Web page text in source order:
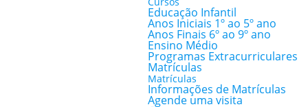
Educação Infantil
Anos Iniciais 1º ao 5º ano
Anos Finais 6º ao 9º ano
Ensino Médio
Programas Extracurriculares
Matrículas
Matrículas
Informações de Matrículas
Agende uma visita